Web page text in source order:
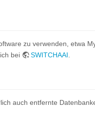
zu verwenden, etwa
bei SWITCHAAI
auch entfernte